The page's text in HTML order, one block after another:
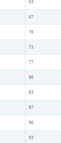
63
67
70
73
77
80
83
87
90
93